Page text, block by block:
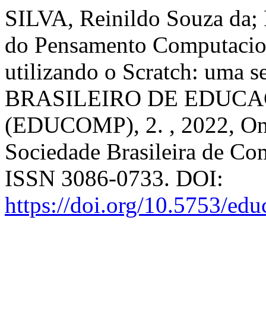
SILVA, Reinildo Souza
do Pensamento
utilizando o Scratch: uma
BRASILEIRO DE
(EDUCOMP), 2. , 2022,
Sociedade Brasileira de
ISSN 3086-0733. DOI:
https://doi.org/10.5753/